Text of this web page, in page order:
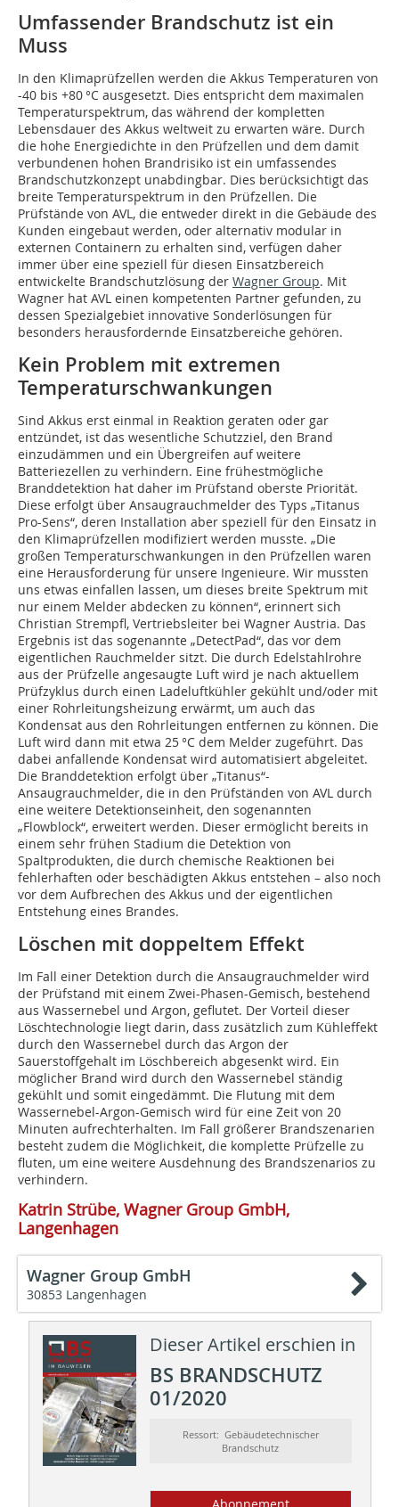
Umfassender Brandschutz ist ein
Muss
In den Klimaprüfzellen werden die Akkus Temperaturen von
-40 bis +80 °C ausgesetzt. Dies entspricht dem maxi­malen
Temperaturspektrum, das während der kompletten
Lebensdauer des Akkus weltweit zu erwarten wäre. Durch
die hohe Energiedichte in den Prüfzellen und dem damit
verbundenen hohen Brandrisiko ist ein umfassendes
Brandschutzkonzept un­abdingbar. Dies berücksichtigt das
breite Temperaturspektrum in den Prüfzellen. Die
Prüfstände von AVL, die entweder direkt in die Gebäude des
Kunden eingebaut werden, oder alternativ modular in
externen Containern zu erhalten sind, verfügen daher
immer über eine speziell für diesen Einsatzbereich
entwickelte Brandschutzlösung der Wagner Group. Mit
Wagner hat AVL einen kompetenten Partner gefunden, zu
dessen Spezialgebiet innovative Sonderlösungen für
besonders herausfordernde Einsatzbereiche gehören.
Kein Problem mit extremen
Temperaturschwankungen
Sind Akkus erst einmal in Reaktion geraten oder gar
entzündet, ist das wesentliche Schutzziel, den Brand
einzudämmen und ein Übergreifen auf weitere
Batteriezellen zu verhindern. Eine frühestmögliche
Branddetektion hat daher im Prüfstand oberste Priorität.
Diese erfolgt über Ansaugrauch­melder des Typs „Titanus
Pro-Sens“, deren Installation aber speziell für den Einsatz in
den Klimaprüfzellen modifiziert werden musste. „Die
großen Temperaturschwankungen in den Prüfzellen waren
eine Herausforderung für unsere Ingenieure. Wir mussten
uns etwas einfallen lassen, um dieses breite Spektrum mit
nur einem Melder abdecken zu können“, erinnert sich
Christian Strempfl, Vertriebsleiter bei Wagner Austria. Das
Ergebnis ist das sogenannte „DetectPad“, das vor dem
eigentlichen Rauchmelder sitzt. Die durch Edelstahlrohre
aus der Prüfzelle angesaugte Luft wird je nach aktuellem
Prüfzyklus durch einen Ladeluftkühler gekühlt und/oder mit
einer Rohrleitungsheizung erwärmt, um auch das
Kondensat aus den Rohrleitungen entfernen zu können. Die
Luft wird dann mit etwa 25 °C dem Melder zugeführt. Das
dabei anfallende Kondensat wird automatisiert abgeleitet.
Die Branddetektion erfolgt über „Titanus“-
Ansaugrauchmelder, die in den Prüfständen von AVL durch
eine weitere Detektionseinheit, den sogenannten
„Flowblock“, erweitert werden. Dieser ermöglicht bereits in
einem sehr frühen Stadium die Detektion von
Spaltprodukten, die durch chemische Reaktionen bei
fehlerhaften oder beschädigten Akkus entstehen – also noch
vor dem Aufbrechen des Akkus und der eigentlichen
Entstehung eines Brandes.
Löschen mit doppeltem Effekt
Im Fall einer Detektion durch die Ansaugrauch­melder wird
der Prüfstand mit einem Zwei-­Phasen-Gemisch, bestehend
aus Wassernebel und Argon, geflutet. Der Vorteil dieser
Löschtechnologie liegt darin, dass zusätzlich zum Kühleffekt
durch den Wassernebel durch das Argon der
Sauerstoffgehalt im Löschbereich abgesenkt wird. Ein
möglicher Brand wird durch den Wassernebel ständig
gekühlt und somit eingedämmt. Die Flutung mit dem
Wassernebel-­Argon-Gemisch wird für eine Zeit von 20
Minuten aufrechterhalten. Im Fall größerer Brandszenarien
besteht zudem die Möglichkeit, die ­komplette Prüfzelle zu
fluten, um eine weitere Ausdehnung des Brandszenarios zu
verhindern.
Katrin Strübe, Wagner Group GmbH,
Langenhagen
Wagner Group GmbH
30853 Langenhagen
Dieser Artikel erschien in
BS BRANDSCHUTZ
01/2020
Ressort: Gebäudetechnischer
Brandschutz